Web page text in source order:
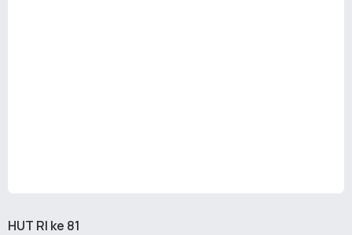
HUT RI ke 81